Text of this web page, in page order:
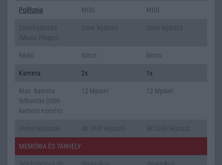
Polifonia MIDI MIDI
Rádió Nincs Nincs
Kamera 2x 1x
Max. kamera
felbontás (több
kamera esetén)
12 Mpixel 12 Mpixel
MEMÓRIA ÉS TÁRHELY